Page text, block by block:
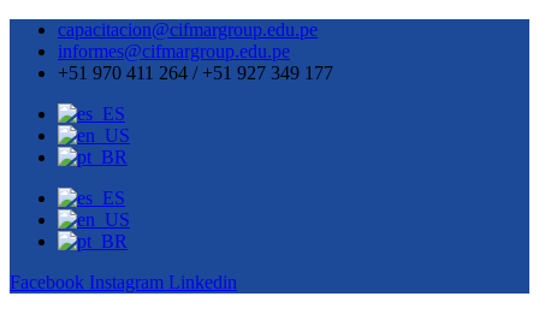
capacitacion@cifmargroup.edu.pe
informes@cifmargroup.edu.pe
+51 970 411 264 / +51 927 349 177
Facebook Instagram Linkedin